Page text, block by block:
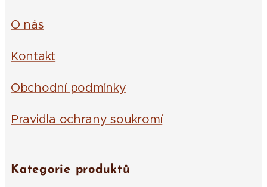
O nás
Kontakt
Obchodní podmínky
Pravidla ochrany soukromí
Kategorie produktů